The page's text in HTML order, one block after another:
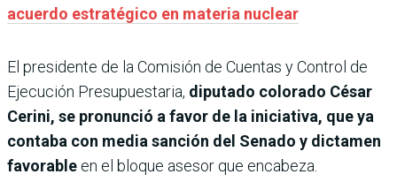
acuerdo estratégico en materia nuclear
El presidente de la Comisión de Cuentas y Control de
Ejecución Presupuestaria, diputado colorado César
Cerini, se pronunció a favor de la iniciativa, que ya
contaba con media sanción del Senado y dictamen
favorable en el bloque asesor que encabeza.